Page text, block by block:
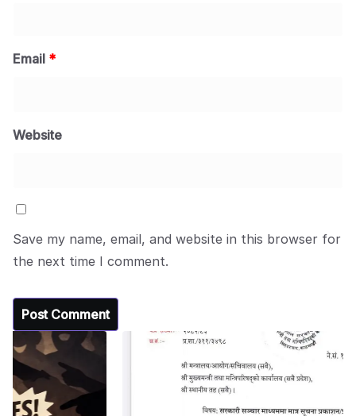
Email *
Website
Save my name, email, and website in this browser for
the next time I comment.